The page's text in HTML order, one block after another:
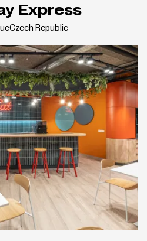
Express
Czech Republic